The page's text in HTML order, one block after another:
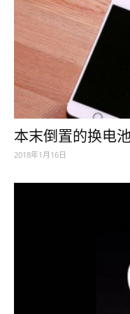
本末倒置的换电
2018年1月16日